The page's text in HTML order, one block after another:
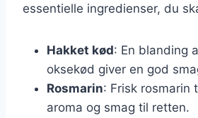
essentielle ingredienser, du
Hakket kød: En blanding
oksekød giver en god
Rosmarin: Frisk rosmarin
aroma og smag til retten.